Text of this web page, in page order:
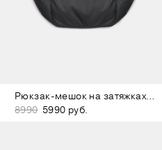
Рюкзак-мешок на затяжках тёмно-серый
8990 5990 руб.